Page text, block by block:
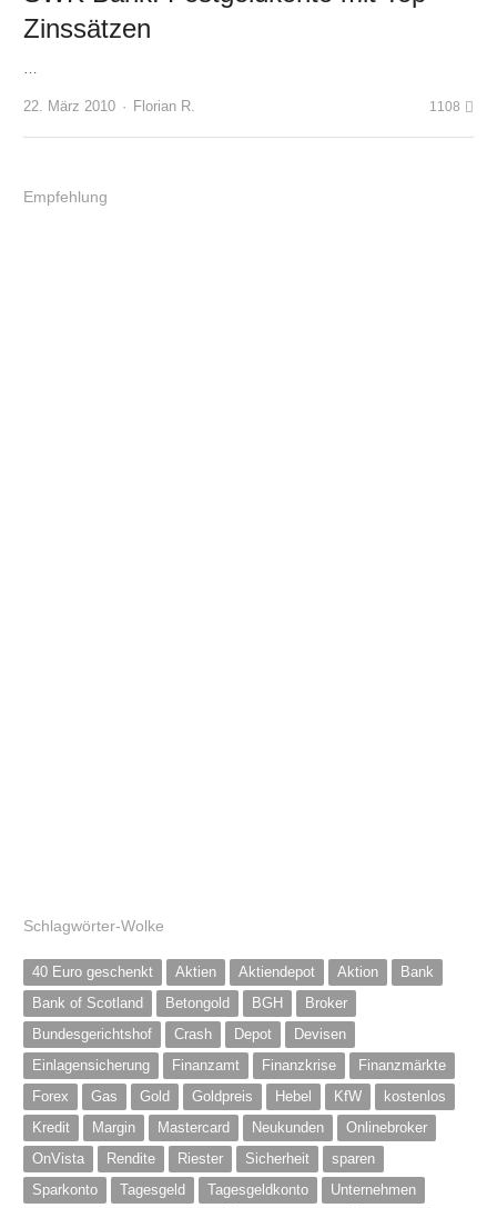
Zinssätzen
22. März 2010 Author
Florian R. 1108
Empfehlung
Schlagwörter-Wolke
40 Euro geschenkt Aktien Aktiendepot Aktion
Bank
Bank of Scotland
Betongold BGH
Broker
Bundesgerichtshof
Crash Depot
Devisen
Einlagensicherung
Finanzamt Finanzkrise
Finanzmärkte
Forex
Gas Gold Goldpreis Hebel KfW
kostenlos
Kredit
Margin Mastercard Neukunden
Onlinebroker
OnVista
Rendite Riester Sicherheit
sparen
Sparkonto
Tagesgeld Tagesgeldkonto
Unternehmen